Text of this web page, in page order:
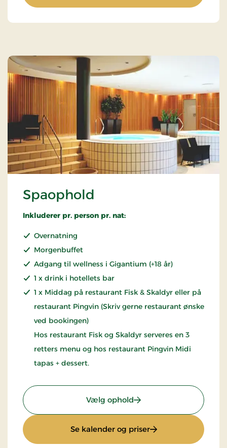
Spaophold
Inkluderer pr. person pr. nat:
Overnatning
Morgenbuffet
Adgang til wellness i Gigantium (+18 år)
1 x drink i hotellets bar
1 x Middag på restaurant Fisk & Skaldyr eller på
restaurant Pingvin (Skriv gerne restaurant ønske
ved bookingen)
Hos restaurant Fisk og Skaldyr serveres en 3
retters menu og hos restaurant Pingvin Midi
tapas + dessert.
Vælg ophold: Spaophold
Se kalender og priser: Spaophold